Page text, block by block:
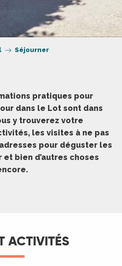
Séjourner
pratiques pour
dans le Lot sont dans
y trouverez votre
les visites à ne pas
pour déguster les
bien d’autres choses
ACTIVITÉS